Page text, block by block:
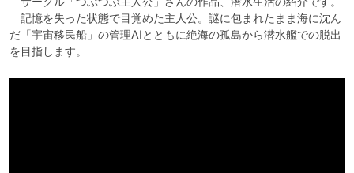
記憶を失った状態で目覚めた主人公。謎に包まれたまま海に沈ん
だ「宇宙移民船」の管理AIとともに絶海の孤島から潜水艦での脱出
を目指します。